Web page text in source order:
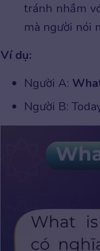
tránh nhầm
mà người nói
Ví dụ:
Người A:
Người B: